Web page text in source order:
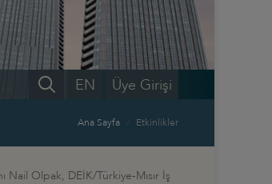
Üye Girişi
EN
Ana Sayfa Etkinlikler
Nail Olpak, DEİK/Türkiye-Mısır İş